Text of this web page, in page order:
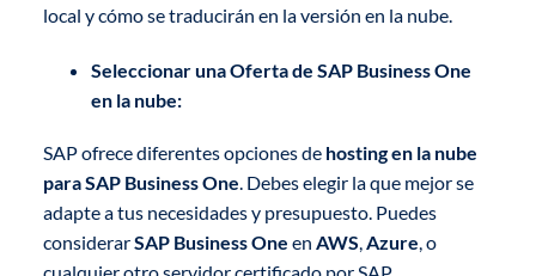
local y cómo se traducirán en la versión en la nube.
Seleccionar una Oferta de SAP Business One
en la nube:
SAP ofrece diferentes opciones de hosting en la nube
para SAP Business One. Debes elegir la que mejor se
adapte a tus necesidades y presupuesto. Puedes
considerarSAP Business One en AWS,Azure, o